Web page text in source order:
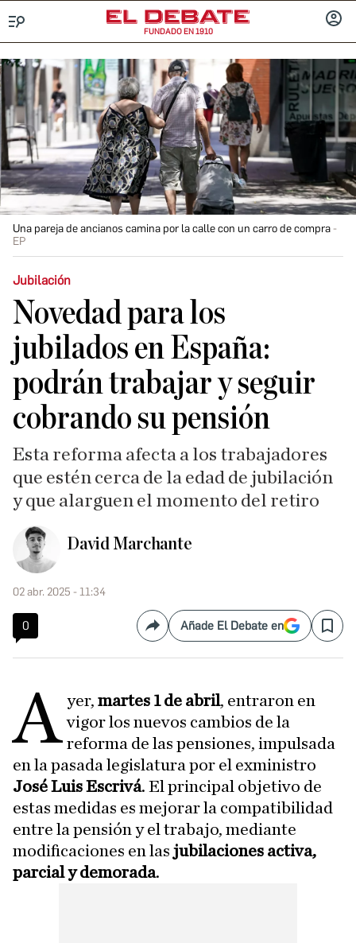
FUNDADO EN 1910
Una pareja de ancianos camina por la calle con un carro de compra
EP
Jubilación
Novedad para los
jubilados en España:
podrán trabajar y seguir
cobrando su pensión
Esta reforma afecta a los trabajadores
que estén cerca de la edad de jubilación
y que alarguen el momento del retiro
David Marchante
02 abr. 2025 - 11:34
0 CompartirAñade El Debate en Save
A yer,martes 1 de abril, entraron en
vigor los nuevos cambios de la
reforma de las pensiones, impulsada
en la pasada legislatura por el exministro
José Luis Escrivá. El principal objetivo de
estas medidas es mejorar la compatibilidad
entre la pensión y el trabajo, mediante
modificaciones en las jubilaciones activa,
parcial y demorada.